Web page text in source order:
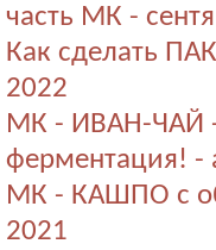
часть МК -
Как сделать
2022
МК - ИВАН-ЧАЙ
ферментация! -
МК - КАШПО с
2021